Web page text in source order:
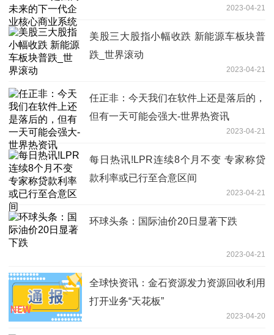
2023-04-21
美股三大股指小幅收跌 新能源车板块普
跌_世界滚动
2023-04-21
任正非：今天我们在软件上还是落后的，
但有一天可能会强大-世界热资讯
2023-04-21
每日热讯!LPR连续8个月不变 专家称贷
款利率或已行至合意区间
2023-04-21
环球头条：国际油价20日显著下跌
2023-04-21
全球快资讯：金石资源发力资源回收利用
打开业务“天花板”
2023-04-20